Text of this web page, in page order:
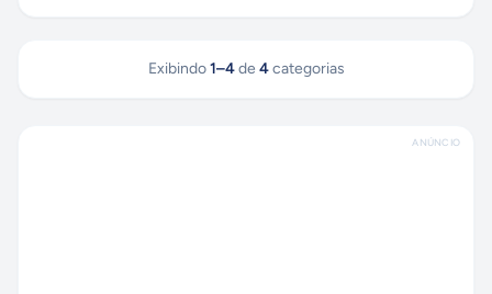
Exibindo 1–4 de 4 categorias
ANÚNCIO